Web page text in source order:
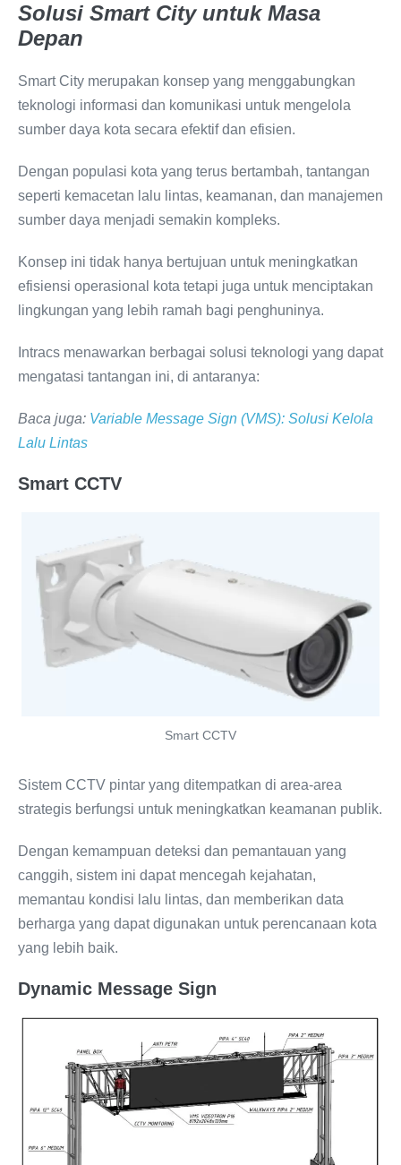
Solusi Smart City untuk Masa
Depan
Smart City merupakan konsep yang menggabungkan
teknologi informasi dan komunikasi untuk mengelola
sumber daya kota secara efektif dan efisien.
Dengan populasi kota yang terus bertambah, tantangan
seperti kemacetan lalu lintas, keamanan, dan manajemen
sumber daya menjadi semakin kompleks.
Konsep ini tidak hanya bertujuan untuk meningkatkan
efisiensi operasional kota tetapi juga untuk menciptakan
lingkungan yang lebih ramah bagi penghuninya.
Intracs menawarkan berbagai solusi teknologi yang dapat
mengatasi tantangan ini, di antaranya:
Baca juga: Variable Message Sign (VMS): Solusi Kelola
Lalu Lintas
Smart CCTV
Smart CCTV
Sistem CCTV pintar yang ditempatkan di area-area
strategis berfungsi untuk meningkatkan keamanan publik.
Dengan kemampuan deteksi dan pemantauan yang
canggih, sistem ini dapat mencegah kejahatan,
memantau kondisi lalu lintas, dan memberikan data
berharga yang dapat digunakan untuk perencanaan kota
yang lebih baik.
Dynamic Message Sign